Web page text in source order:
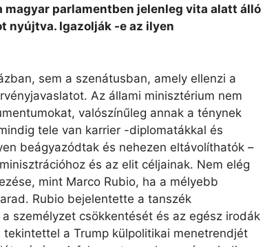
magyar parlamentben jelenleg vita alatt álló
nyújtva. Igazolják -e az ilyen
sem a szenátusban, amely ellenzi a
Az állami minisztérium nem
valószínűleg annak a ténynek
tele van karrier -diplomatákkal és
beágyazódtak és nehezen eltávolíthatók –
és az elit céljainak. Nem elég
mint Marco Rubio, ha a mélyebb
Rubio bejelentette a tanszék
személyzet csökkentését és az egész irodák
a Trump külpolitikai menetrendjét